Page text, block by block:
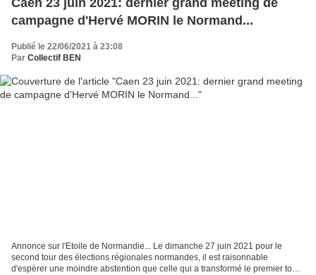
campagne d'Hervé MORIN le Normand...
Publié le 22/06/2021 à 23:08
Par Collectif BEN
Annonce sur l'Etoile de Normandie... Le dimanche 27 juin 2021 pour le
second tour des élections régionales normandes, il est raisonnable
d'espèrer une moindre abstention que celle qui a transformé le premier tour